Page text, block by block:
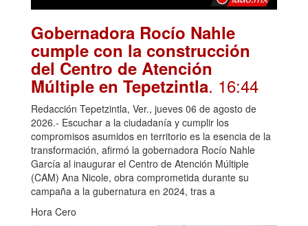
Gobernadora Rocío Nahle
cumple con la construcción
del Centro de Atención
Múltiple en Tepetzintla. 16:44
Redacción Tepetzintla, Ver., jueves 06 de agosto de
2026.- Escuchar a la ciudadanía y cumplir los
compromisos asumidos en territorio es la esencia de la
transformación, afirmó la gobernadora Rocío Nahle
García al inaugurar el Centro de Atención Múltiple
(CAM) Ana Nicole, obra comprometida durante su
campaña a la gubernatura en 2024, tras a
Hora Cero